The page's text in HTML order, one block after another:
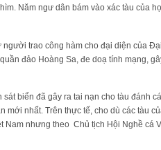
Năm ngư dân bám vào xác tàu của
trao công hàm cho đại diện của
đảo Hoàng Sa, đe doạ tính mạng,
biển đã gây ra tai nạn cho tàu đánh
nhất. Trên thực tế, cho dù các tàu
nhưng theo Chủ tịch Hội Nghề cá